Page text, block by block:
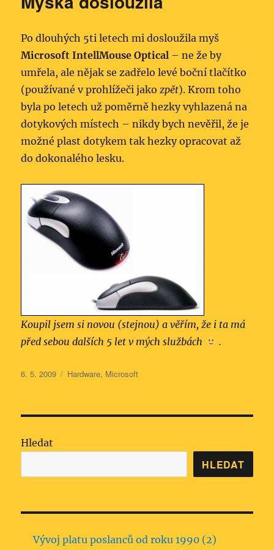
Po dlouhých 5ti letech mi dosloužila myš
Microsoft IntellMouse Optical – ne že by
umřela, ale nějak se zadřelo levé boční tlačítko
(používané v prohlížeči jako zpět). Krom toho
byla po letech už poměrně hezky vyhlazená na
dotykových místech – nikdy bych nevěřil, že je
možné plast dotykem tak hezky opracovat až
do dokonalého lesku.
Koupil jsem si novou (stejnou) a věřím, že i ta má
před sebou dalších 5 let v mých službách
.
Publikováno:
6. 5. 2009 Rubriky:
Hardware, Microsoft
Hledat
HLEDAT
Vývoj platu poslanců od roku 1990 (2)